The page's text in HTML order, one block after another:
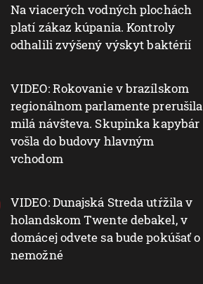
Na viacerých vodných plochách
platí zákaz kúpania. Kontroly
odhalili zvýšený výskyt baktérií
VIDEO: Rokovanie v brazílskom
regionálnom parlamente prerušila
milá návšteva. Skupinka kapybár
vošla do budovy hlavným
vchodom
VIDEO: Dunajská Streda utŕžila v
holandskom Twente debakel, v
domácej odvete sa bude pokúšať o
nemožné